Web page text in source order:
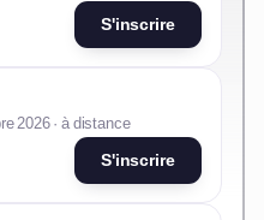
S'inscrire
2026 · à distance
S'inscrire